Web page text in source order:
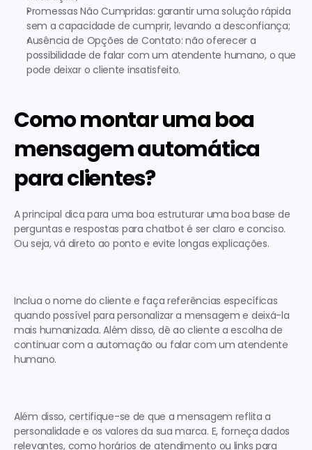
Promessas Não Cumpridas: garantir uma solução rápida
sem a capacidade de cumprir, levando a desconfiança;
Ausência de Opções de Contato: não oferecer a
possibilidade de falar com um atendente humano, o que
pode deixar o cliente insatisfeito.
Como montar uma boa
mensagem automática
para clientes?
perguntas e respostas para chatbot é ser claro e conciso.
Ou seja, vá direto ao ponto e evite longas explicações.
Inclua o nome do cliente e faça referências específicas
quando possível para personalizar a mensagem e deixá-la
mais humanizada. Além disso, dê ao cliente a escolha de
continuar com a automação ou falar com um atendente
humano.
Além disso, certifique-se de que a mensagem reflita a
personalidade e os valores da sua marca. E, forneça dados
relevantes, como horários de atendimento ou links para